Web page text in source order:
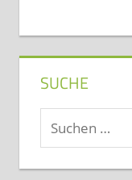
SUCHE
Suchen
nach: